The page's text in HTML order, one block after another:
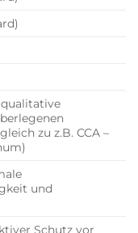
zu z.B. CCA –
und
Schutz vor